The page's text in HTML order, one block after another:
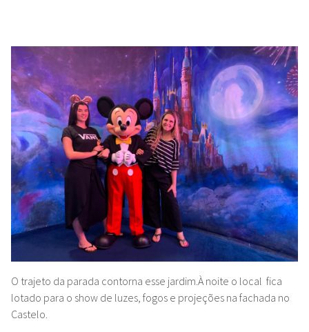
O trajeto da parada contorna esse jardim.À noite o local fica
lotado para o show de luzes, fogos e projeções na fachada no
Castelo.